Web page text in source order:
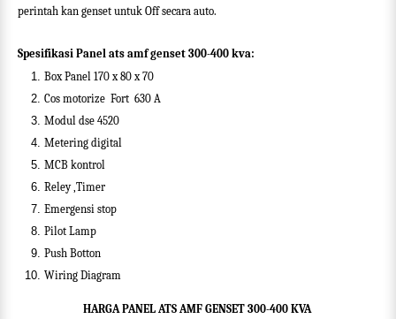
perintah kan genset untuk Off secara auto.
Spesifikasi Panel ats amf genset 300-400 kva:
Box Panel 170 x 80 x 70
Cos motorize Fort 630 A
Modul dse 4520
Metering digital
MCB kontrol
Reley ,Timer
Emergensi stop
Pilot Lamp
Push Botton
Wiring Diagram
HARGA PANEL ATS AMF GENSET 300-400 KVA